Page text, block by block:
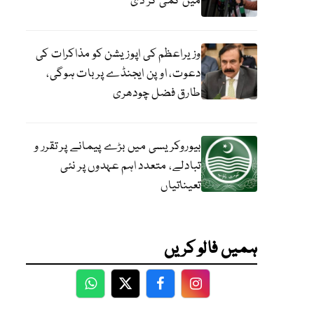
وزیراعظم کی اپوزیشن کو مذاکرات کی
دعوت، اوپن ایجنڈے پر بات ہوگی،
طارق فضل چودھری
بیوروکریسی میں بڑے پیمانے پر تقرر و
تبادلے، متعدد اہم عہدوں پر نئی
تعیناتیاں
ہمیں فالو کریں
WhatsApp
TwitterFacebookFacebook